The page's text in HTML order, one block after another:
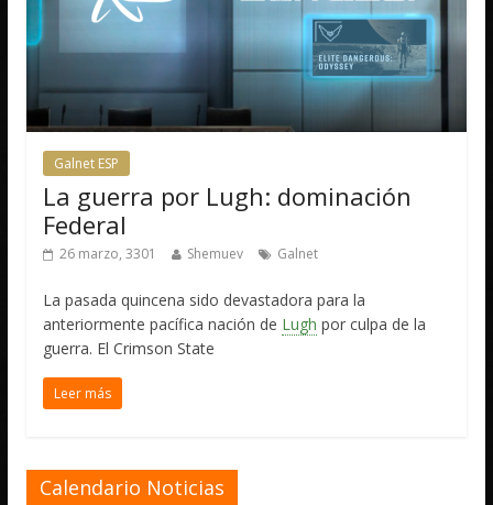
Galnet ESP
La guerra por Lugh: dominación
Federal
26 marzo, 3301 Shemuev Galnet
La pasada quincena sido devastadora para la
anteriormente pacífica nación de Lugh por culpa de la
guerra. El Crimson State
Leer más
Calendario Noticias